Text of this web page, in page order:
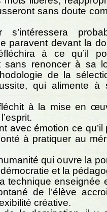
sans doute
s’intéressera
paravent devant la
à ce qu’il
sans renoncer à sa
de la
qui alimente à
à la mise en
avec émotion ce
à pratiquer au
qui ouvre la
et la
technique enseignée
de l’élève
créative.